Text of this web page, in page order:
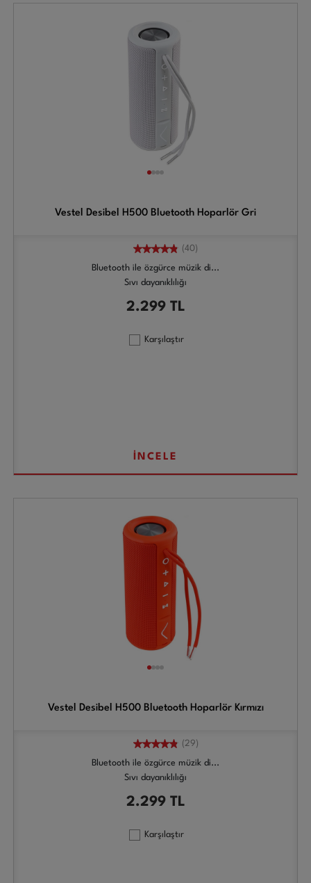
Vestel Desibel H500 Bluetooth Hoparlör Gri
(40)
Bluetooth ile özgürce müzik di...
Sıvı dayanıklılığı
2.299 TL
Karşılaştır
İNCELE
Vestel Desibel H500 Bluetooth Hoparlör Kırmızı
(29)
Bluetooth ile özgürce müzik di...
Sıvı dayanıklılığı
2.299 TL
Karşılaştır